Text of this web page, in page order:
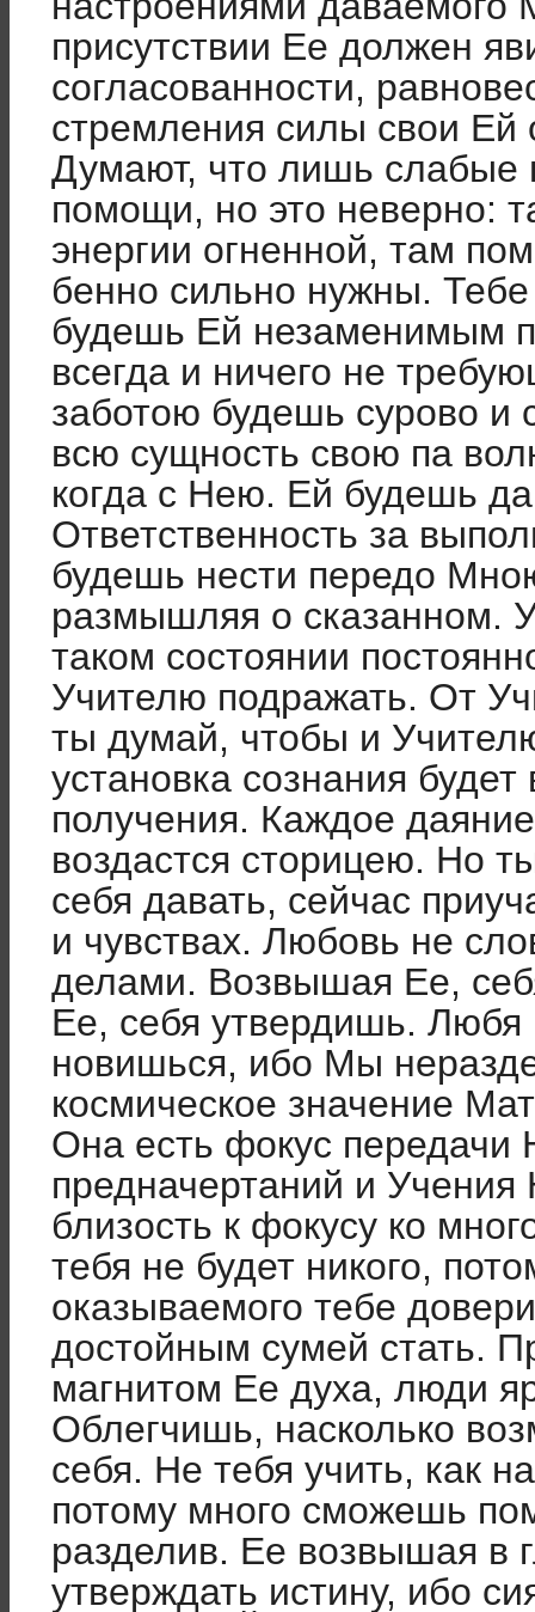
присут­ствии Ее должен
согласованности,
стремления силы свои Ей
Думают, что лишь слабые
помощи, но это неверно:
энергии огненной, там
бенно сильно нужны.
бу­дешь Ей незаменимым
всегда и ничего не
заботою будешь сурово и
всю сущность свою па
когда с Нею. Ей будешь
Ответственность за
будешь нести передо
размышляя о сказанном.
таком состоянии
Учителю подражать. От
ты думай, чтобы и
уста­новка сознания
получения. Каждое
воздастся сторицею. Но
себя давать, сейчас
и чувствах. Любовь не
делами. Возвышая Ее,
Ее, себя утвердишь.
новишься, ибо Мы
космическое значение
Она есть фокус
предначертаний и
близость к фокусу ко
тебя не будет никого,
оказываемого тебе
достойным сумей стать.
маг­нитом Ее духа, люди
Облегчишь, насколько
себя. Не тебя учить, как
потому много смо­жешь
разделив. Ее возвышая в
утверждать истину, ибо